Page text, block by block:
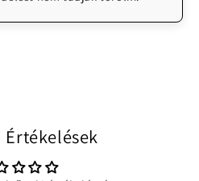
Értékelések